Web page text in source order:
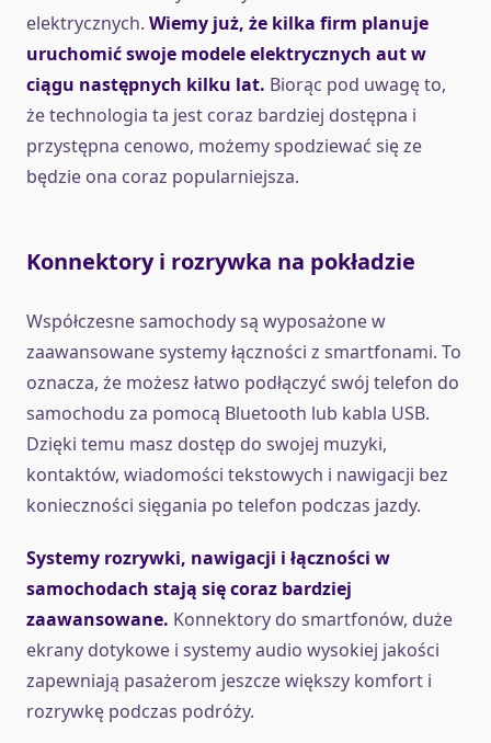
elektrycznych. Wiemy już, że kilka firm planuje
uruchomić swoje modele elektrycznych aut w
ciągu następnych kilku lat. Biorąc pod uwagę to,
że technologia ta jest coraz bardziej dostępna i
przystępna cenowo, możemy spodziewać się ze
będzie ona coraz popularniejsza.
Konnektory i rozrywka na pokładzie
Współczesne samochody są wyposażone w
zaawansowane systemy łączności z smartfonami. To
oznacza, że możesz łatwo podłączyć swój telefon do
samochodu za pomocą Bluetooth lub kabla USB.
Dzięki temu masz dostęp do swojej muzyki,
kontaktów, wiadomości tekstowych i nawigacji bez
konieczności sięgania po telefon podczas jazdy.
Systemy rozrywki, nawigacji i łączności w
samochodach stają się coraz bardziej
zaawansowane. Konnektory do smartfonów, duże
ekrany dotykowe i systemy audio wysokiej jakości
zapewniają pasażerom jeszcze większy komfort i
rozrywkę podczas podróży.